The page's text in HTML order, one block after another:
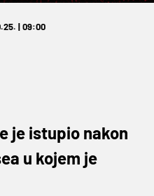
| 09:00
je istupio nakon
u kojem je